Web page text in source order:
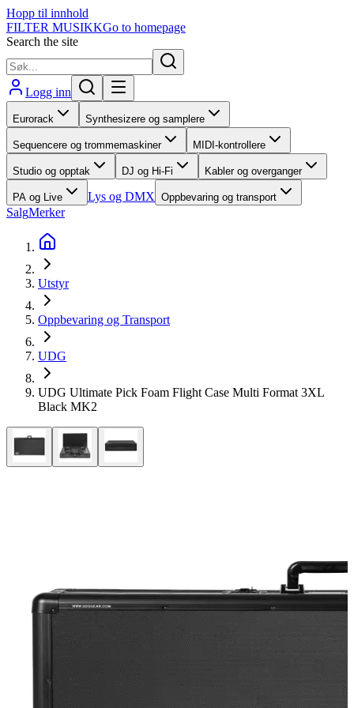
Hopp til innhold
FILTER MUSIKKGo to homepage
Search the site
Logg inn
Eurorack Synthesizere og samplere
Sequencere og trommemaskiner MIDI-kontrollere
Studio og opptak DJ og Hi-Fi Kabler og overganger
PA og Live Lys og DMX Oppbevaring og transport
SalgMerker
Utstyr
Oppbevaring og Transport
UDG
UDG Ultimate Pick Foam Flight Case Multi Format 3XL
Black MK2